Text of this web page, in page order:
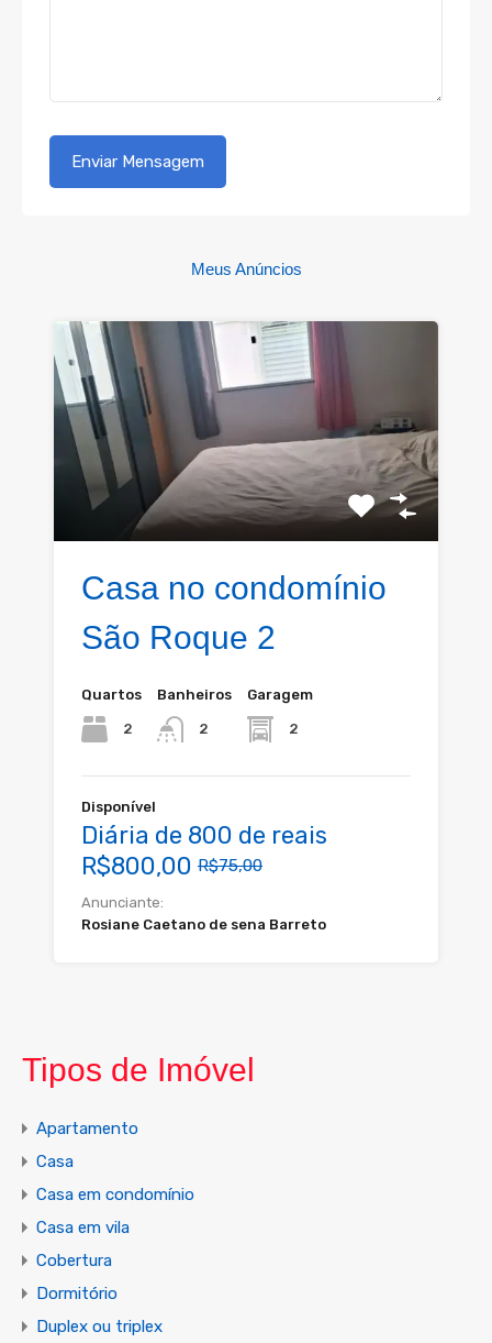
Meus Anúncios
Casa no condomínio
São Roque 2
Quartos
2
Banheiros
2
Garagem
2
Disponível
Diária de 800 de reais
R$800,00 R$75,00
Anunciante:
Rosiane Caetano de sena Barreto
Tipos de Imóvel
Apartamento
Casa
Casa em condomínio
Casa em vila
Cobertura
Dormitório
Duplex ou triplex